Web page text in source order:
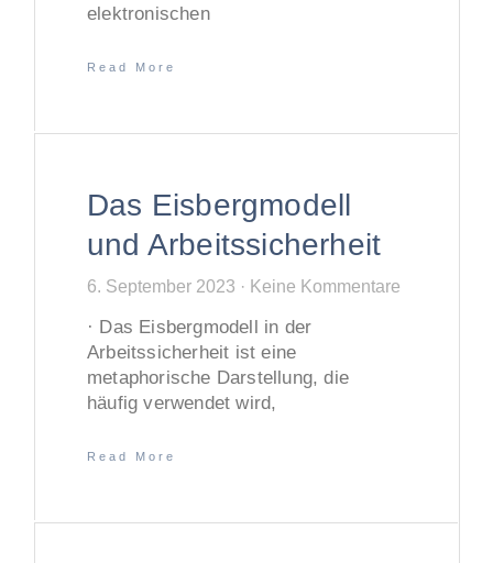
elektronischen
Read More
Das Eisbergmodell
und Arbeitssicherheit
6. September 2023 Keine Kommentare
· Das Eisbergmodell in der
Arbeitssicherheit ist eine
metaphorische Darstellung, die
häufig verwendet wird,
Read More